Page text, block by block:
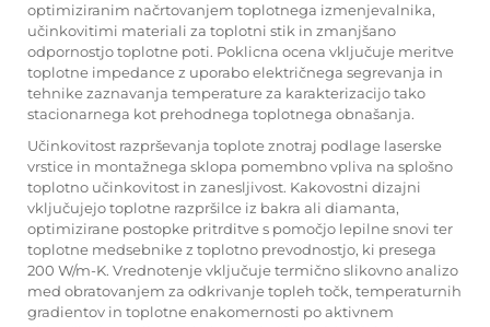
optimiziranim načrtovanjem toplotnega izmenjevalnika,
učinkovitimi materiali za toplotni stik in zmanjšano
odpornostjo toplotne poti. Poklicna ocena vključuje meritve
toplotne impedance z uporabo električnega segrevanja in
tehnike zaznavanja temperature za karakterizacijo tako
stacionarnega kot prehodnega toplotnega obnašanja.
Učinkovitost razprševanja toplote znotraj podlage laserske
vrstice in montažnega sklopa pomembno vpliva na splošno
toplotno učinkovitost in zanesljivost. Kakovostni dizajni
vključujejo toplotne razpršilce iz bakra ali diamanta,
optimizirane postopke pritrditve s pomočjo lepilne snovi ter
toplotne medsebnike z toplotno prevodnostjo, ki presega
200 W/m-K. Vrednotenje vključuje termično slikovno analizo
med obratovanjem za odkrivanje topleh točk, temperaturnih
gradientov in toplotne enakomernosti po aktivnem